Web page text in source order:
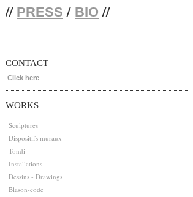
// PRESS / BIO //
CONTACT
Click here
WORKS
Sculptures
Dispositifs muraux
Tondi
Installations
Dessins - Drawings
Blason-code